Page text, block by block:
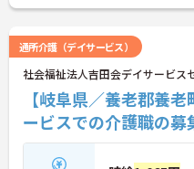
通所介護（デイサービス）
社会福祉法人吉田会デイサービス
【岐阜県／養老郡養
ービスでの介護職の募